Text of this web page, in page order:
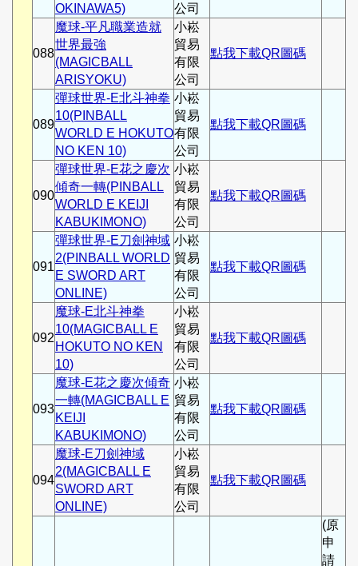
OKINAWA5)
公司
088
魔球-平凡職業造就
世界最強
(MAGICBALL
ARISYOKU)
小崧
貿易
有限
公司
點我下載QR圖碼
089
彈球世界-E北斗神拳
10(PINBALL
WORLD E HOKUTO
NO KEN 10)
小崧
貿易
有限
公司
點我下載QR圖碼
090
彈球世界-E花之慶次
傾奇一轉(PINBALL
WORLD E KEIJI
KABUKIMONO)
小崧
貿易
有限
公司
點我下載QR圖碼
091
彈球世界-E刀劍神域
2(PINBALL WORLD
E SWORD ART
ONLINE)
小崧
貿易
有限
公司
點我下載QR圖碼
092
魔球-E北斗神拳
10(MAGICBALL E
HOKUTO NO KEN
10)
小崧
貿易
有限
公司
點我下載QR圖碼
093
魔球-E花之慶次傾奇
一轉(MAGICBALL E
KEIJI
KABUKIMONO)
小崧
貿易
有限
公司
點我下載QR圖碼
094
魔球-E刀劍神域
2(MAGICBALL E
SWORD ART
ONLINE)
小崧
貿易
有限
公司
點我下載QR圖碼
(原
申
請